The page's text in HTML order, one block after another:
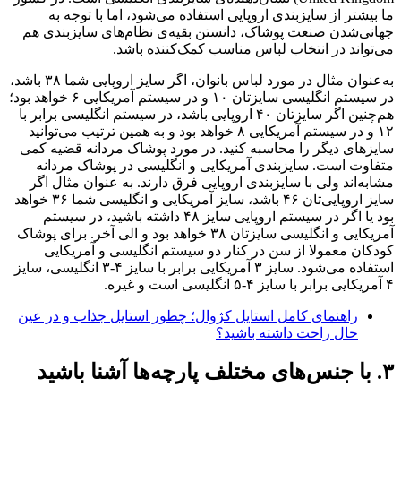
ما بیشتر از سایزبندی اروپایی استفاده می‌شود، اما با توجه به
جهانی‌شدن صنعت پوشاک، دانستن بقیه‌ی نظام‌های سایزبندی هم
می‌تواند در انتخاب لباس مناسب کمک‌کننده باشد.
به‌عنوان مثال در مورد لباس بانوان، اگر سایز اروپایی شما ۳۸ باشد،
در سیستم انگلیسی سایزتان ۱۰ و در سیستم آمریکایی ۶ خواهد بود؛
هم‌چنین اگر سایزتان ۴۰ اروپایی باشد، در سیستم انگلیسی برابر با
۱۲ و در سیستم آمریکایی ۸ خواهد بود و به همین ترتیب می‌توانید
سایزهای دیگر را محاسبه کنید. در مورد پوشاک مردانه قضیه کمی
متفاوت است. سایزبندی آمریکایی و انگلیسی در پوشاک مردانه
مشابه‌اند ولی با سایزبندی اروپایی فرق دارند. به عنوان مثال اگر
سایز اروپایی‌تان ۴۶ باشد، سایز آمریکایی و انگلیسی شما ۳۶ خواهد
بود یا اگر در سیستم اروپایی سایز ۴۸ داشته باشید، در سیستم
آمریکایی و انگلیسی سایزتان ۳۸ خواهد بود و الی آخر. برای پوشاک
کودکان معمولا از سن در کنار دو سیستم انگلیسی و آمریکایی
استفاده می‌شود. سایز ۳ آمریکایی برابر با سایز ۴-۳ انگلیسی، سایز
۴ آمریکایی برابر با سایز ۴-۵ انگلیسی است و غیره.
راهنمای کامل استایل کژوال؛ چطور استایل جذاب و در عین
حال راحت داشته باشید؟
۳. با جنس‌های مختلف پارچه‌ها آشنا باشید